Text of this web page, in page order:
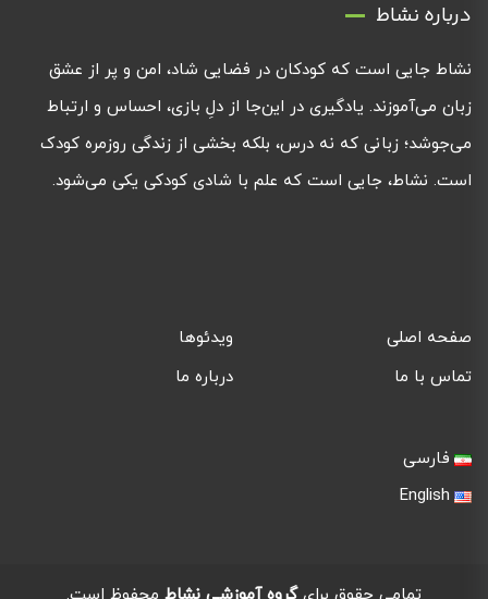
درباره نشاط
نشاط جایی است که کودکان در فضایی شاد، امن و پر از عشق
زبان می‌آموزند. یادگیری در این‌جا از دلِ بازی، احساس و ارتباط
می‌جوشد؛ زبانی که نه درس، بلکه بخشی از زندگی روزمره کودک
است. نشاط، جایی است که علم با شادی کودکی یکی می‌شود.
صفحه اصلی
ویدئوها
تماس با ما
درباره ما
فارسی
English